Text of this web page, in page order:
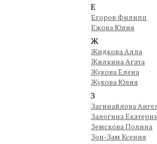
Е
Егоров Филипп
Ежова Юлия
Ж
Жидкова Алла
Жилкина Агата
Жукова Елена
Жукова Юлия
З
Загинайлова
Залогина
Земскова Полина
Зон-Зам Ксения